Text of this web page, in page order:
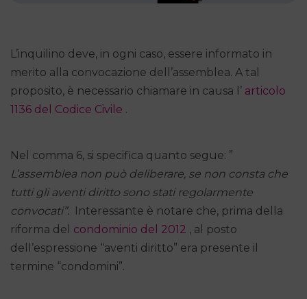
L’inquilino deve, in ogni caso, essere informato in
merito alla convocazione dell’assemblea. A tal
proposito, è necessario chiamare in causa l’ articolo
1136 del Codice Civile .
Nel comma 6, si specifica quanto segue: ”
L’assemblea non può deliberare, se non consta che
tutti gli aventi diritto sono stati regolarmente
convocati”. Interessante è notare che, prima della
riforma del condominio del 2012 , al posto
dell’espressione “aventi diritto” era presente il
termine “condomini”.